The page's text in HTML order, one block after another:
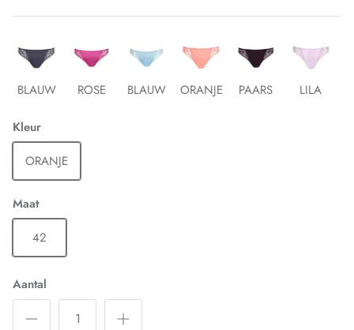
BLAUW ROSE BLAUW ORANJE PAARS LILA
Kleur
ORANJE
Maat
42
Aantal